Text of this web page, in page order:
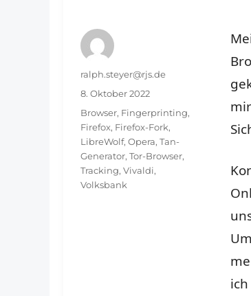
Autor
ralph.steyer@rjs.de
Veröffentlicht
am
8. Oktober 2022
Schlagwörter
Browser, Fingerprinting,
Firefox, Firefox-Fork,
LibreWolf, Opera, Tan-
Generator, Tor-Browser,
Tracking, Vivaldi,
Volksbank